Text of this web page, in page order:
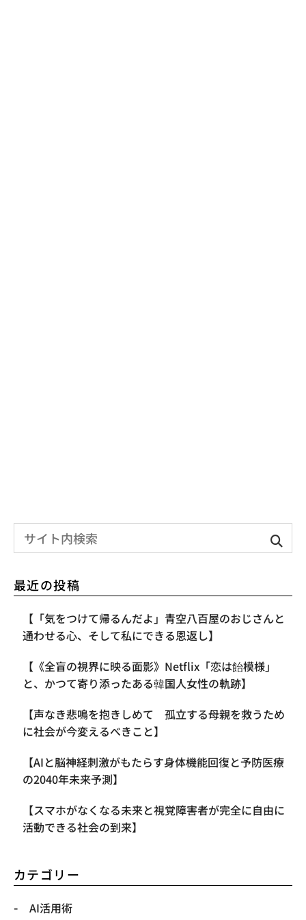
最近の投稿
【「気をつけて帰るんだよ」青空八百屋のおじさんと
通わせる心、そして私にできる恩返し】
【《全盲の視界に映る面影》Netflix「恋は飴模様」
と、かつて寄り添ったある韓国人女性の軌跡】
【声なき悲鳴を抱きしめて 孤立する母親を救うため
に社会が今変えるべきこと】
【AIと脳神経刺激がもたらす身体機能回復と予防医療
の2040年未来予測】
【スマホがなくなる未来と視覚障害者が完全に自由に
活動できる社会の到来】
カテゴリー
AI活用術